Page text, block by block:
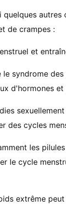
quelques autres
de crampes :
et
syndrome
d'hormones
des cycles
les
le cycle
extrême